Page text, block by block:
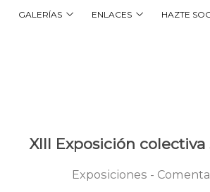
GALERÍAS ENLACES HAZTE
XIII Exposición colectiva
Exposiciones -